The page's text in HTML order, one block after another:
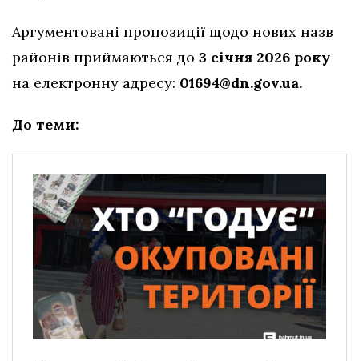
Аргументовані пропозиції щодо нових назв
районів приймаються до 3 січня 2026 року
на електронну адресу: 01694@dn.gov.ua.
До теми: